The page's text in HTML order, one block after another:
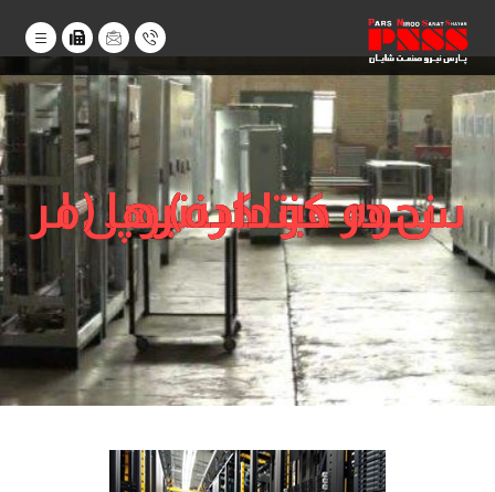
نحوه عملکرد یوپی اس در دیتاسنترها (مرکز داده)